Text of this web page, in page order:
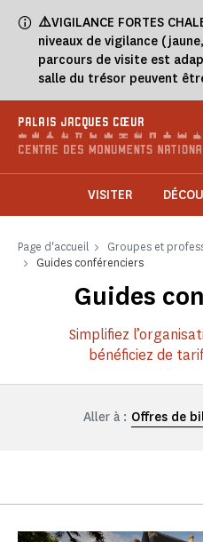
⚠️VIGILANCE FORTES
niveaux de vigilance
parcours de visite est
salle du trésor peuvent
PALAIS JACQUES CŒUR
VISITER
Page d'accueil
Groupes et
Guides conférenciers
Guides
Simplifiez
bénéficiez de
Aller à : Offres de